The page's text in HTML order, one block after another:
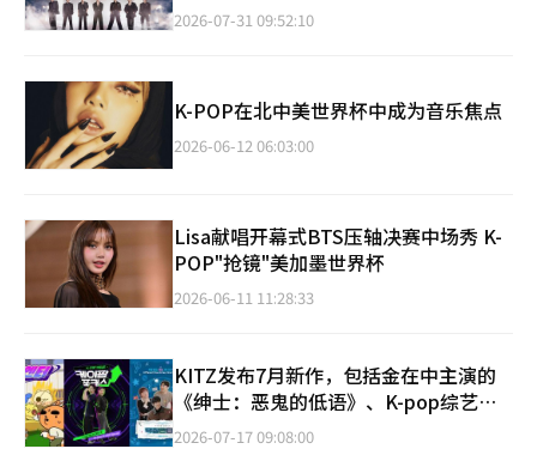
2026-07-31 09:52:10
K-POP在北中美世界杯中成为音乐焦点
2026-06-12 06:03:00
Lisa献唱开幕式BTS压轴决赛中场秀 K-
POP"抢镜"美加墨世界杯
2026-06-11 11:28:33
KITZ发布7月新作，包括金在中主演的
《绅士：恶鬼的低语》、K-pop综艺及
BL动画
2026-07-17 09:08:00